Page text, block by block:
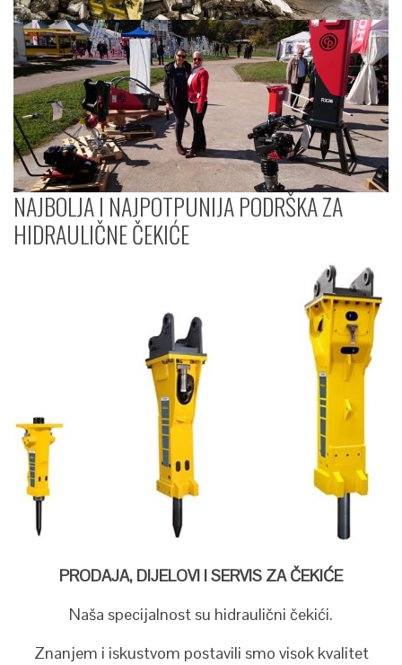
NAJBOLJA I NAJPOTPUNIJA PODRŠKA ZA
HIDRAULIČNE ČEKIĆE
PRODAJA, DIJELOVI I SERVIS ZA ČEKIĆE
Naša specijalnost su hidraulični čekići.
Znanjem i iskustvom postavili smo visok kvalitet